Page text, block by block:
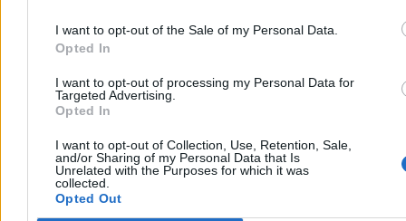
I want to opt-out of the Sale of my Personal Data.
Opted In
I want to opt-out of processing my Personal Data for
Targeted Advertising.
Opted In
I want to opt-out of Collection, Use, Retention, Sale,
and/or Sharing of my Personal Data that Is
Unrelated with the Purposes for which it was
collected.
Opted Out